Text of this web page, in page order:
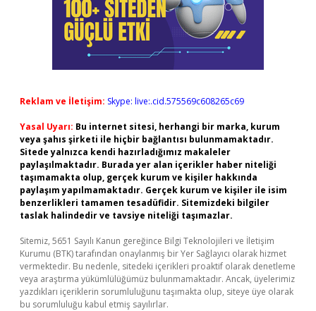
Reklam ve İletişim: Skype: live:.cid.575569c608265c69
Yasal Uyarı: Bu internet sitesi, herhangi bir marka, kurum
veya şahıs şirketi ile hiçbir bağlantısı bulunmamaktadır.
Sitede yalnızca kendi hazırladığımız makaleler
paylaşılmaktadır. Burada yer alan içerikler haber niteliği
taşımamakta olup, gerçek kurum ve kişiler hakkında
paylaşım yapılmamaktadır. Gerçek kurum ve kişiler ile isim
benzerlikleri tamamen tesadüfidir. Sitemizdeki bilgiler
taslak halindedir ve tavsiye niteliği taşımazlar.
Sitemiz, 5651 Sayılı Kanun gereğince Bilgi Teknolojileri ve İletişim
Kurumu (BTK) tarafından onaylanmış bir Yer Sağlayıcı olarak hizmet
vermektedir. Bu nedenle, sitedeki içerikleri proaktif olarak denetleme
veya araştırma yükümlülüğümüz bulunmamaktadır. Ancak, üyelerimiz
yazdıkları içeriklerin sorumluluğunu taşımakta olup, siteye üye olarak
bu sorumluluğu kabul etmiş sayılırlar.